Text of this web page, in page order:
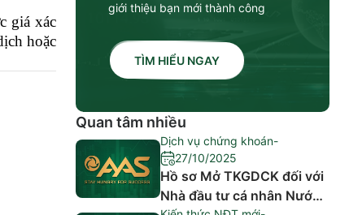
giá xác
hoặc
giới thiệu bạn mới thành công
TÌM HIỂU NGAY
Quan tâm nhiều
Dịch vụ chứng khoán-
27/10/2025
Hồ sơ Mở TKGDCK đối với
Nhà đầu tư cá nhân Nước